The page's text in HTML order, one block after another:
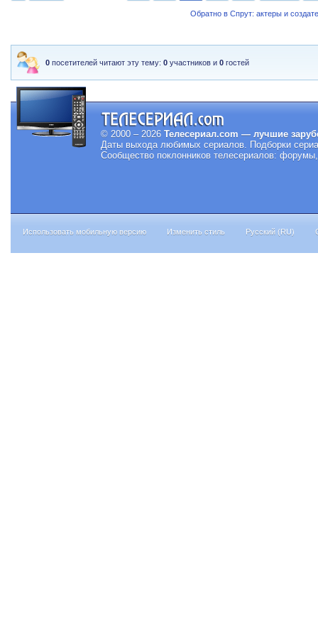
Обратно в Спрут: актеры и
0 посетителей читают эту тему:0 участников и0 гостей
© 2000 – 2026 Телесериал.com — лучшие
Даты выхода любимых сериалов.
Подборки
Сообщество поклонников телесериалов:
Использовать мобильную версию Изменить стиль Русский (RU)